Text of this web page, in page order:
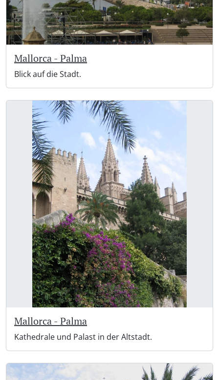
Mallorca - Palma
Blick auf die Stadt.
Mallorca - Palma
Kathedrale und Palast in der Altstadt.